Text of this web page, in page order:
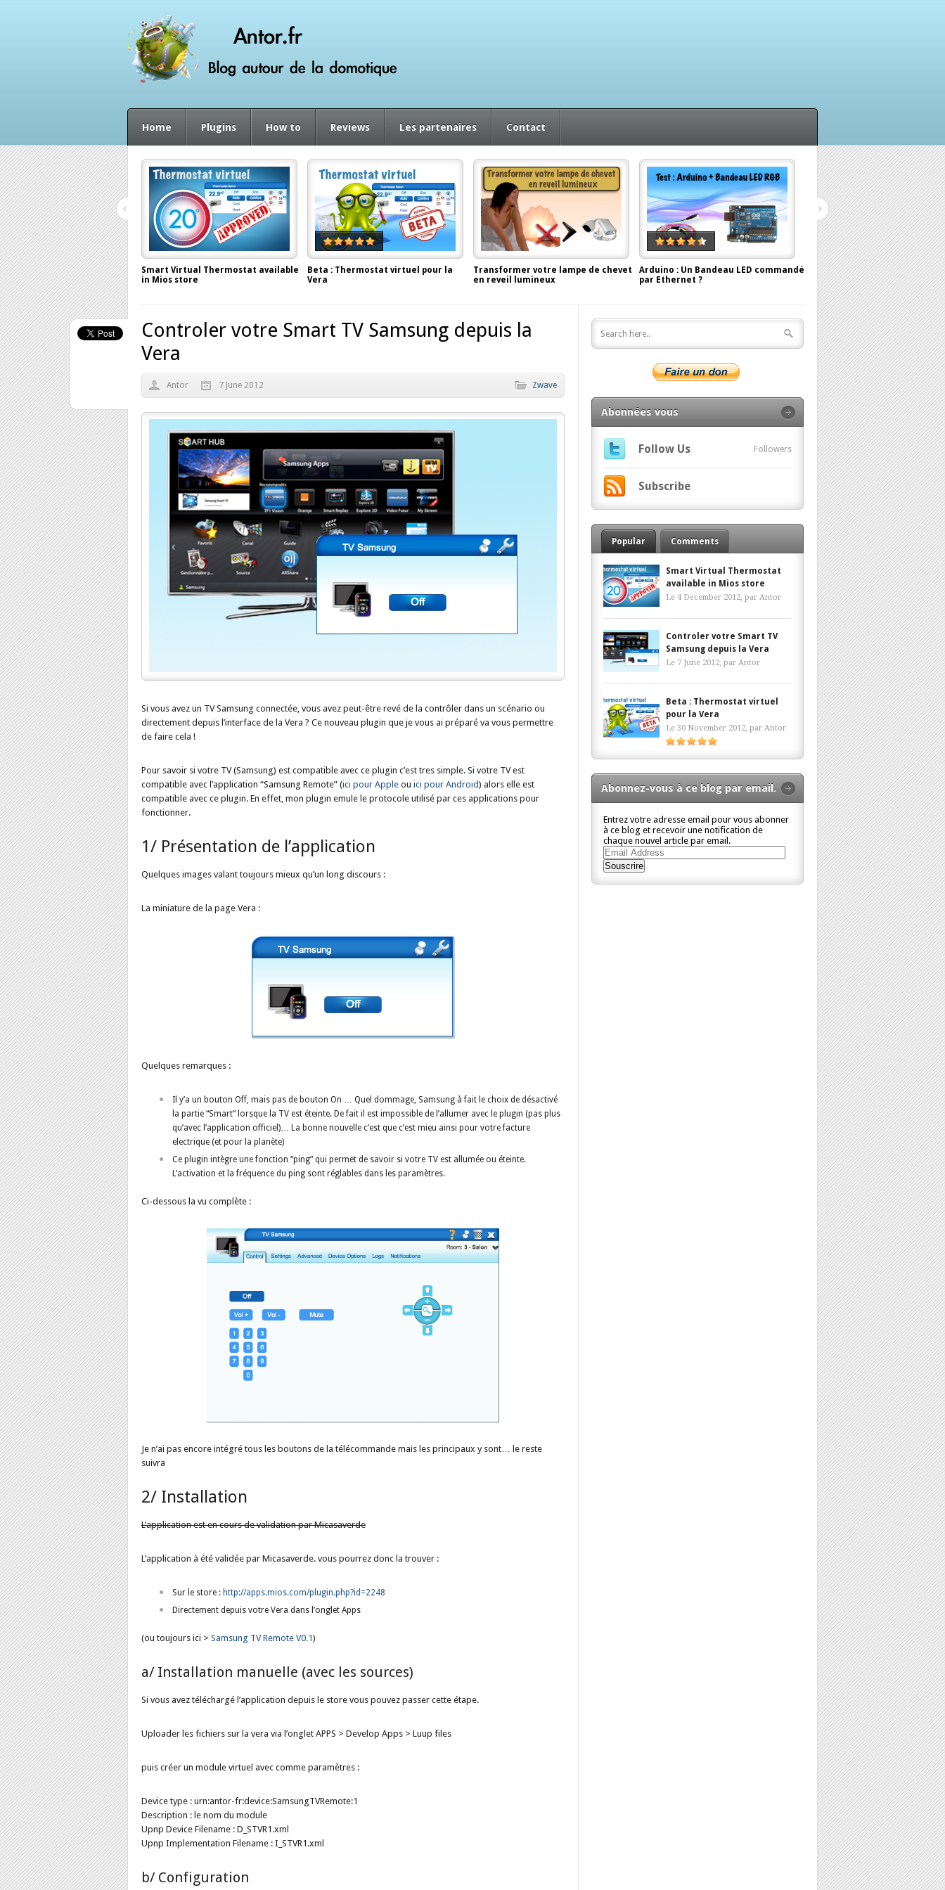
Home Plugins How to Reviews Les partenaires Contact
Smart Virtual Thermostat available
in Mios store
Beta : Thermostat virtuel pour la
Vera
Transformer votre lampe de chevet
en reveil lumineux
Arduino : Un Bandeau LED commandé
par Ethernet ?
Test du capteur universel
(FGBS321)
August 28, 2012, byAntor
Controler votre Smart TV Samsung depuis la
Vera
Antor 7 June 2012 Zwave
Si vous avez un TV Samsung connectée, vous avez peut-être revé de la contrôler dans un scénario ou
directement depuis l’interface de la Vera ? Ce nouveau plugin que je vous ai préparé va vous permettre
de faire cela !
Pour savoir si votre TV (Samsung) est compatible avec ce plugin c’est tres simple. Si votre TV est
compatible avec l’application “Samsung Remote” (ici pour Apple ou ici pour Android) alors elle est
compatible avec ce plugin. En effet, mon plugin emule le protocole utilisé par ces applications pour
fonctionner.
1/ Présentation de l’application
Quelques images valant toujours mieux qu’un long discours :
La miniature de la page Vera :
Quelques remarques :
Il y’a un bouton Off, mais pas de bouton On … Quel dommage, Samsung à fait le choix de désactivé
la partie “Smart” lorsque la TV est éteinte. De fait il est impossible de l’allumer avec le plugin (pas plus
qu’avec l’application officiel)… La bonne nouvelle c’est que c’est mieu ainsi pour votre facture
electrique (et pour la planète)
Ce plugin intègre une fonction “ping” qui permet de savoir si votre TV est allumée ou éteinte.
L’activation et la fréquence du ping sont réglables dans les paramètres.
Ci-dessous la vu complète :
Je n’ai pas encore intégré tous les boutons de la télécommande mais les principaux y sont… le reste
suivra
2/ Installation
L’application est en cours de validation par Micasaverde
L’application à été validée par Micasaverde. vous pourrez donc la trouver :
Sur le store : http://apps.mios.com/plugin.php?id=2248
Directement depuis votre Vera dans l’onglet Apps
(ou toujours ici > Samsung TV Remote V0.1)
a/ Installation manuelle (avec les sources)
Si vous avez téléchargé l’application depuis le store vous pouvez passer cette étape.
Uploader les fichiers sur la vera via l’onglet APPS > Develop Apps > Luup files
puis créer un module virtuel avec comme paramètres :
Device type : urn:antor-fr:device:SamsungTVRemote:1
Description : le nom du module
Upnp Device Filename : D_STVR1.xml
Upnp Implementation Filename : I_STVR1.xml
b/ Configuration
Abonnées vous
Follow Us Followers
Subscribe
Popular Comments
Smart Virtual Thermostat
available in Mios store
Le 4 December 2012, par Antor
Controler votre Smart TV
Samsung depuis la Vera
Le 7 June 2012, par Antor
Beta : Thermostat virtuel
pour la Vera
Le 30 November 2012, par Antor
Abonnez-vous à ce blog par email.
Entrez votre adresse email pour vous abonner
à ce blog et recevoir une notification de
chaque nouvel article par email.
Email
Address
Souscrire